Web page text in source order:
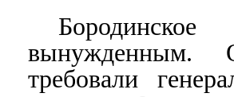
вынужденным.
требовали